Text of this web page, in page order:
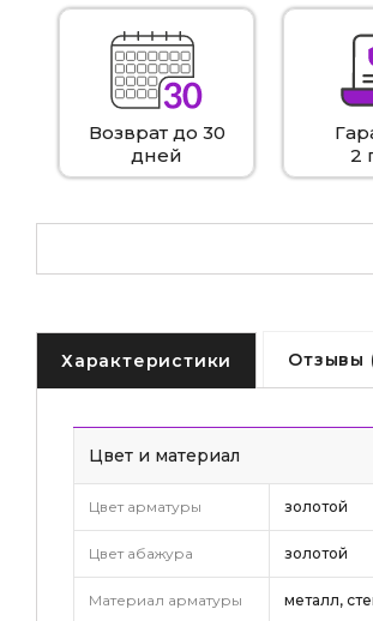
Возврат до 30
дней
2
Характеристики Отзывы
Цвет и материал
Цвет арматуры золотой
Цвет абажура золотой
Материал арматуры металл,